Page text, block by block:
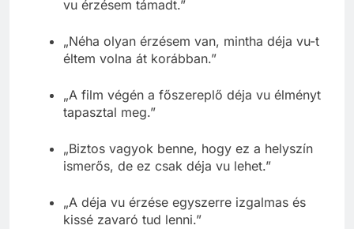
vu érzésem támadt.”
„Néha olyan érzésem van, mintha déja vu-t
éltem volna át korábban.”
„A film végén a főszereplő déja vu élményt
tapasztal meg.”
„Biztos vagyok benne, hogy ez a helyszín
ismerős, de ez csak déja vu lehet.”
„A déja vu érzése egyszerre izgalmas és
kissé zavaró tud lenni.”